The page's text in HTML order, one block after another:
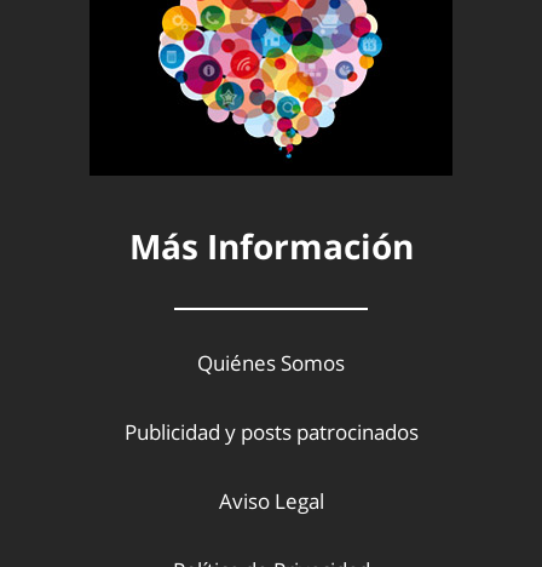
Más Información
Quiénes Somos
Publicidad y posts patrocinados
Aviso Legal